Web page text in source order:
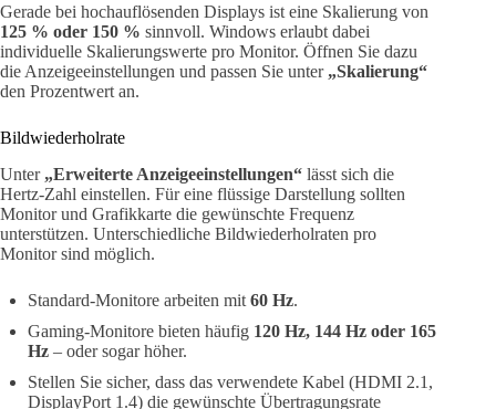
Gerade bei hochauflösenden Displays ist eine Skalierung von
125 % oder 150 % sinnvoll. Windows erlaubt dabei
individuelle Skalierungswerte pro Monitor. Öffnen Sie dazu
die Anzeigeeinstellungen und passen Sie unter „Skalierung“
den Prozentwert an.
Bildwiederholrate
Unter „Erweiterte Anzeigeeinstellungen“ lässt sich die
Hertz-Zahl einstellen. Für eine flüssige Darstellung sollten
Monitor und Grafikkarte die gewünschte Frequenz
unterstützen. Unterschiedliche Bildwiederholraten pro
Monitor sind möglich.
Standard-Monitore arbeiten mit 60 Hz.
Gaming-Monitore bieten häufig 120 Hz, 144 Hz oder 165
Hz – oder sogar höher.
Stellen Sie sicher, dass das verwendete Kabel (HDMI 2.1,
DisplayPort 1.4) die gewünschte Übertragungsrate